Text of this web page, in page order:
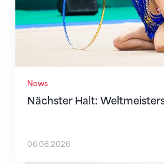
News
Nächster Halt:
06.08.2026